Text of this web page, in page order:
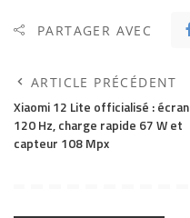
PARTAGER AVEC
ARTICLE PRÉCÉDENT
Xiaomi 12 Lite officialisé : écran
120 Hz, charge rapide 67 W et
capteur 108 Mpx